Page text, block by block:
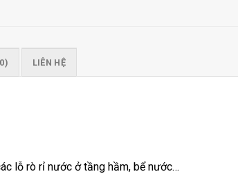
LIÊN HỆ
lỗ rò rỉ nước ở tầng hầm, bể nước…